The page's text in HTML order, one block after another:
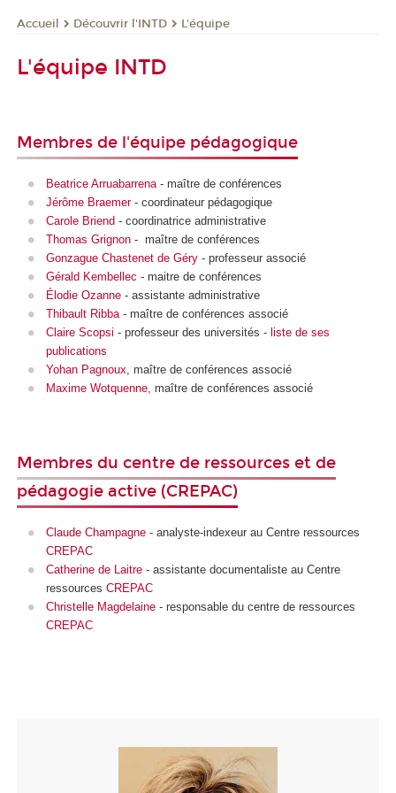
Accueil Découvrir l'INTD L'équipe
L'équipe INTD
Membres de l'équipe pédagogique
Beatrice Arruabarrena- maître de conférences
Jérôme Braemer- coordinateur pédagogique
Carole Briend- coordinatrice administrative
Thomas Grignon- maître de conférences
Gonzague Chastenet de Géry- professeur associé
Gérald Kembellec - maitre de conférences
Élodie Ozanne- assistante administrative
Thibault Ribba- maître de conférences associé
Claire Scopsi - professeur des universités - liste de ses
publications
Yohan Pagnoux , maître de conférences associé
Maxime Wotquenne, maître de conférences associé
Membres du centre de ressources et de
pédagogie active (CREPAC)
Claude Champagne- analyste-indexeur au Centre ressources
CREPAC
Catherine de Laitre- assistante documentaliste au Centre
ressources CREPAC
Christelle Magdelaine- responsable du centre de ressources
CREPAC